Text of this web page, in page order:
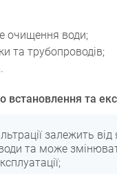
очищення води;
та трубопроводів;
встановлення та
залежить від
води та може